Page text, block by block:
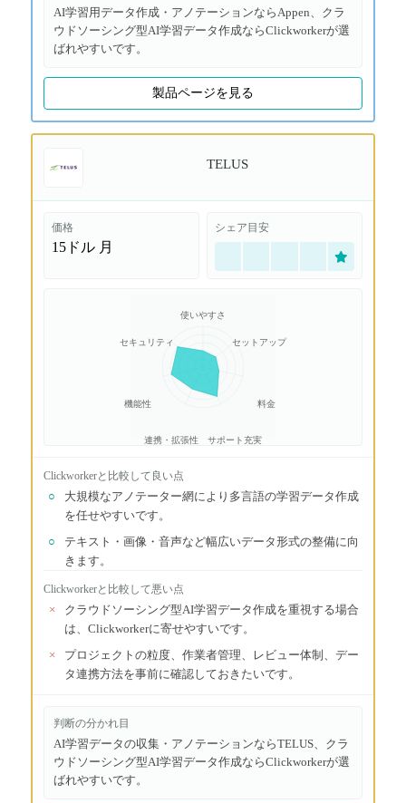
AI学習用データ作成・アノテーションならAppen、クラ
ウドソーシング型AI学習データ作成ならClickworkerが選
ばれやすいです。
製品ページを見る
TELUS
価格
15ドル 月
シェア目安
使いやすさ
セットアップ
料金
サポート充実
連携・拡張性
機能性
セキュリティ
Clickworkerと比較して良い点
○
大規模なアノテーター網により多言語の学習データ作成
を任せやすいです。
○
テキスト・画像・音声など幅広いデータ形式の整備に向
きます。
Clickworkerと比較して悪い点
×
クラウドソーシング型AI学習データ作成を重視する場合
は、Clickworkerに寄せやすいです。
×
プロジェクトの粒度、作業者管理、レビュー体制、デー
タ連携方法を事前に確認しておきたいです。
判断の分かれ目
AI学習データの収集・アノテーションならTELUS、クラ
ウドソーシング型AI学習データ作成ならClickworkerが選
ばれやすいです。